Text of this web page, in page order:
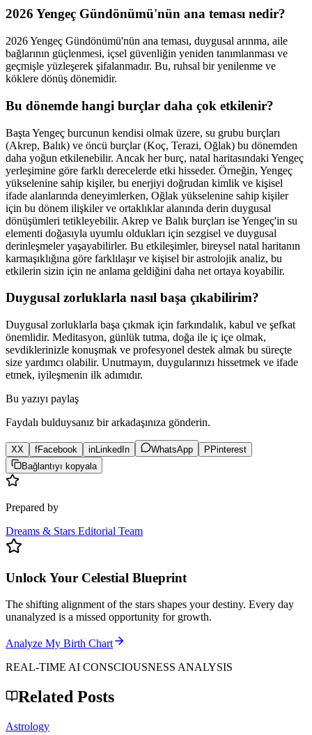
2026 Yengeç Gündönümü'nün ana teması nedir?
2026 Yengeç Gündönümü'nün ana teması, duygusal arınma, aile
bağlarının güçlenmesi, içsel güvenliğin yeniden tanımlanması ve
geçmişle yüzleşerek şifalanmadır. Bu, ruhsal bir yenilenme ve
köklere dönüş dönemidir.
Bu dönemde hangi burçlar daha çok etkilenir?
Başta Yengeç burcunun kendisi olmak üzere, su grubu burçları
(Akrep, Balık) ve öncü burçlar (Koç, Terazi, Oğlak) bu dönemden
daha yoğun etkilenebilir. Ancak her burç, natal haritasındaki Yengeç
yerleşimine göre farklı derecelerde etki hisseder. Örneğin, Yengeç
yükselenine sahip kişiler, bu enerjiyi doğrudan kimlik ve kişisel
ifade alanlarında deneyimlerken, Oğlak yükselenine sahip kişiler
için bu dönem ilişkiler ve ortaklıklar alanında derin duygusal
dönüşümleri tetikleyebilir. Akrep ve Balık burçları ise Yengeç'in su
elementi doğasıyla uyumlu oldukları için sezgisel ve duygusal
derinleşmeler yaşayabilirler. Bu etkileşimler, bireysel natal haritanın
karmaşıklığına göre farklılaşır ve kişisel bir astrolojik analiz, bu
etkilerin sizin için ne anlama geldiğini daha net ortaya koyabilir.
Duygusal zorluklarla nasıl başa çıkabilirim?
Duygusal zorluklarla başa çıkmak için farkındalık, kabul ve şefkat
önemlidir. Meditasyon, günlük tutma, doğa ile iç içe olmak,
sevdiklerinizle konuşmak ve profesyonel destek almak bu süreçte
size yardımcı olabilir. Unutmayın, duygularınızı hissetmek ve ifade
etmek, iyileşmenin ilk adımıdır.
Bu yazıyı paylaş
Faydalı bulduysanız bir arkadaşınıza gönderin.
XX fFacebook in LinkedIn WhatsApp P Pinterest
Bağlantıyı kopyala
Prepared by
Dreams & Stars Editorial Team
Unlock Your Celestial Blueprint
The shifting alignment of the stars shapes your destiny. Every day
unanalyzed is a missed opportunity for growth.
Analyze My Birth Chart
REAL-TIME AI CONSCIOUSNESS ANALYSIS
Related Posts
Astrology